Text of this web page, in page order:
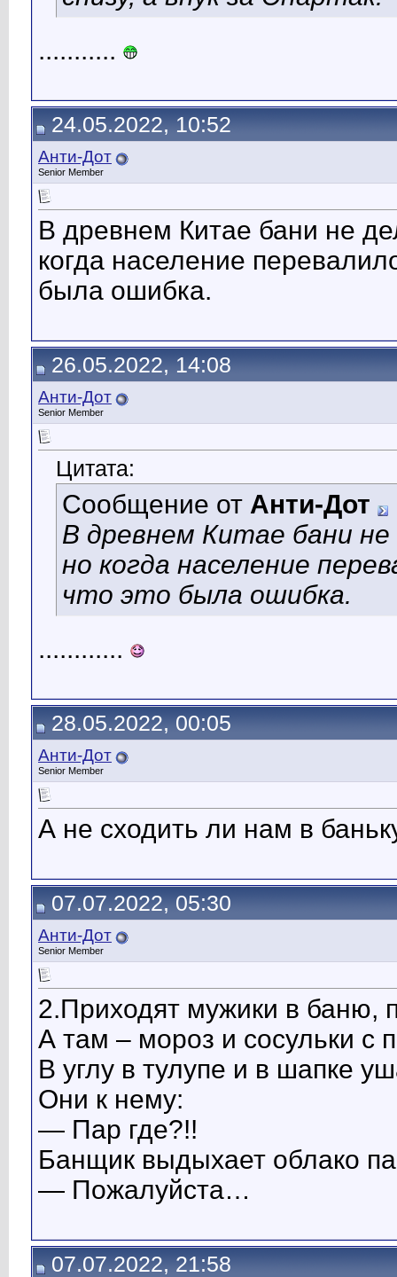
...........
24.05.2022, 10:52
Анти-Дот
Senior Member
В древнем Китае бани не
когда население
была ошибка.
26.05.2022, 14:08
Анти-Дот
Senior Member
Цитата:
Сообщение от Анти-Дот
В древнем Китае бани не
но когда население
что это была ошибка.
............
28.05.2022, 00:05
Анти-Дот
Senior Member
А не сходить ли нам в
07.07.2022, 05:30
Анти-Дот
Senior Member
2.Приходят мужики в баню,
А там – мороз и сосульки с
В углу в тулупе и в шапке
Они к нему:
— Пар где?!!
Банщик выдыхает облако
— Пожалуйста…
07.07.2022, 21:58